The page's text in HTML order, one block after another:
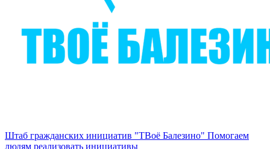
Штаб гражданских инициатив "ТВоё Балезино" Помогаем
людям реализовать инициативы